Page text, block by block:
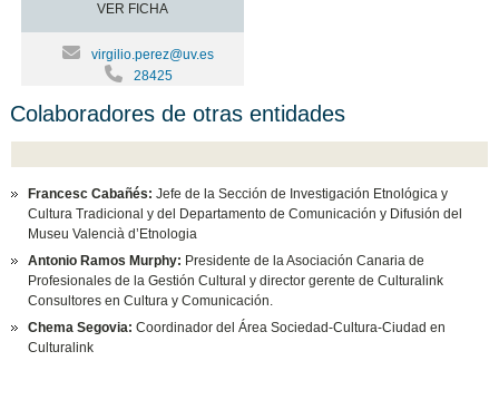
VER FICHA
virgilio.perez@uv.es
28425
Colaboradores de otras entidades
Francesc Cabañés:Jefe de la Sección de Investigación Etnológica y
Cultura Tradicional y del Departamento de Comunicación y Difusión del
Museu Valencià d’Etnologia
Antonio Ramos Murphy: Presidente de la Asociación Canaria de
Profesionales de la Gestión Cultural y director gerente de Culturalink
Consultores en Cultura y Comunicación.
Chema Segovia: Coordinador del Área Sociedad-Cultura-Ciudad en
Culturalink